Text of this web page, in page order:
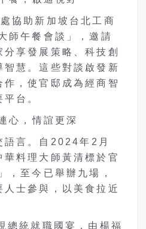
協助新加坡台北工商
師午餐會談」，邀請
享發展策略、科技創
智慧。這些對談啟發新
，使官邸成為經商智
台。
心，情誼更深
語言。自2024年2月
料理大師黃清標於官
，至今已舉辦九場，
人士參與，以美食拉近
總統就職國宴，由楊福